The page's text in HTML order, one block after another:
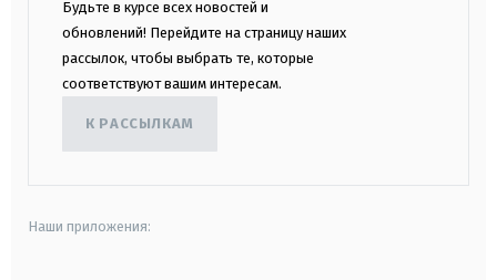
Будьте в курсе всех новостей и
обновлений! Перейдите на страницу наших
рассылок, чтобы выбрать те, которые
соответствуют вашим интересам.
К РАССЫЛКАМ
Наши приложения: